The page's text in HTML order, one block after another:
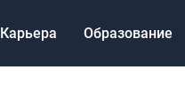
Карьера Образование